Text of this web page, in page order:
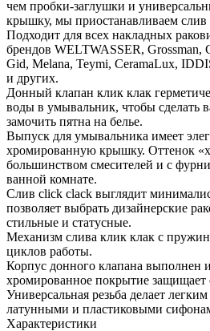
чем пробки-заглушки и
крышку, мы приостанавливаем слив
Подходит для всех накладных
брендов WELTWASSER, Grossman,
Gid, Melana, Teymi, CeramaLux,
и других.
Донный клапан клик клак
воды в умывальник, чтобы сделать
замочить пятна на белье.
Выпуск для умывальника имеет
хромированную крышку. Оттенок
большинством смесителей и с
ванной комнате.
Слив click clack выглядит
позволяет выбрать дизайнерские
стильные и статусные.
Механизм слива клик клак с
циклов работы.
Корпус донного клапана выполнен
хромированное покрытие защищает
Универсальная резьба делает
латунными и пластиковыми
Характеристики